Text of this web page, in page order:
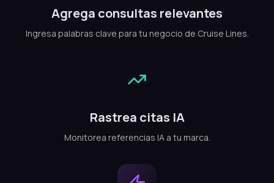
Agrega consultas relevantes
Ingresa palabras clave para tu negocio de Cruise Lines.
Rastrea citas IA
Monitorea referencias IA a tu marca.